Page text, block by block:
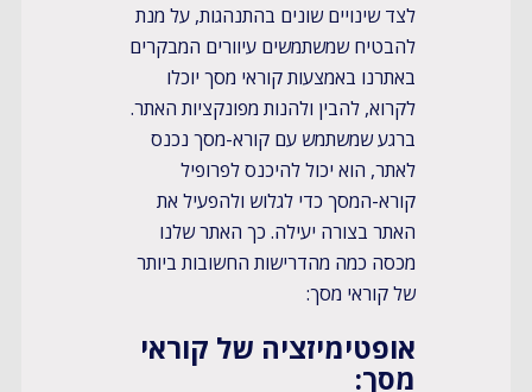
לצד שינויים שונים בהתנהגות, על מנת
להבטיח שמשתמשים עיוורים המבקרים
באתרנו באמצעות קוראי מסך יוכלו
לקרוא, להבין ולהנות מפונקציות האתר.
ברגע שמשתמש עם קורא-מסך נכנס
לאתר, הוא יכול להיכנס לפרופיל
קורא-המסך כדי לגלוש ולהפעיל את
האתר בצורה יעילה. כך האתר שלנו
מכסה כמה מהדרישות החשובות ביותר
של קוראי מסך:
​​אופטימיזציה של קוראי